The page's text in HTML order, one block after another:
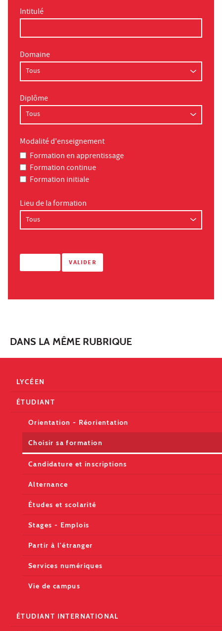
Intitulé
Domaine
Diplôme
Modalité d'enseignement
Formation en apprentissage
Formation continue
Formation initiale
Lieu de la formation
DANS LA MÊME RUBRIQUE
LYCÉEN
ÉTUDIANT
Orientation - Réorientation
Choisir sa formation
Candidature et inscriptions
Alternance
Études et scolarité
Stages - Emplois
Partir à l'étranger
Services numériques
Vie de campus
ÉTUDIANT INTERNATIONAL